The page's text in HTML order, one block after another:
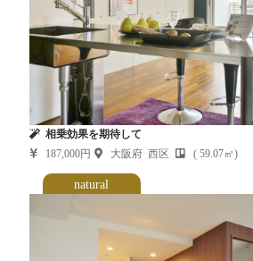
相乗効果を期待して
187,000円
大阪府 西区 ( 59.07㎡)
natural